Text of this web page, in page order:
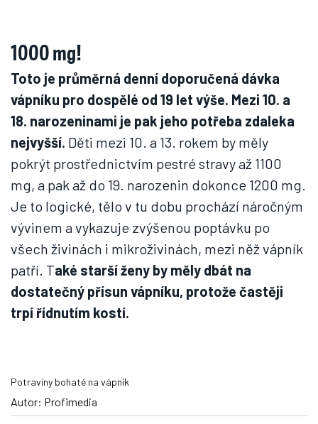
1000 mg!
Toto je průměrná denní doporučená dávka
vápníku pro dospělé od 19 let výše. Mezi 10. a
18. narozeninami je pak jeho potřeba zdaleka
nejvyšší. Děti mezi 10. a 13. rokem by měly
pokrýt prostřednictvím pestré stravy až 1100
mg, a pak až do 19. narozenin dokonce 1200 mg.
Je to logické, tělo v tu dobu prochází náročným
vývinem a vykazuje zvýšenou poptávku po
všech živinách i mikroživinách, mezi něž vápník
patří. Také starší ženy by měly dbát na
dostatečný přísun vápníku, protože častěji
trpí řídnutím kostí.
Potraviny bohaté na vápník
Autor: Profimedia